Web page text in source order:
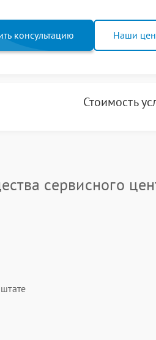
консультацию Наши
Стоимость
сервисного